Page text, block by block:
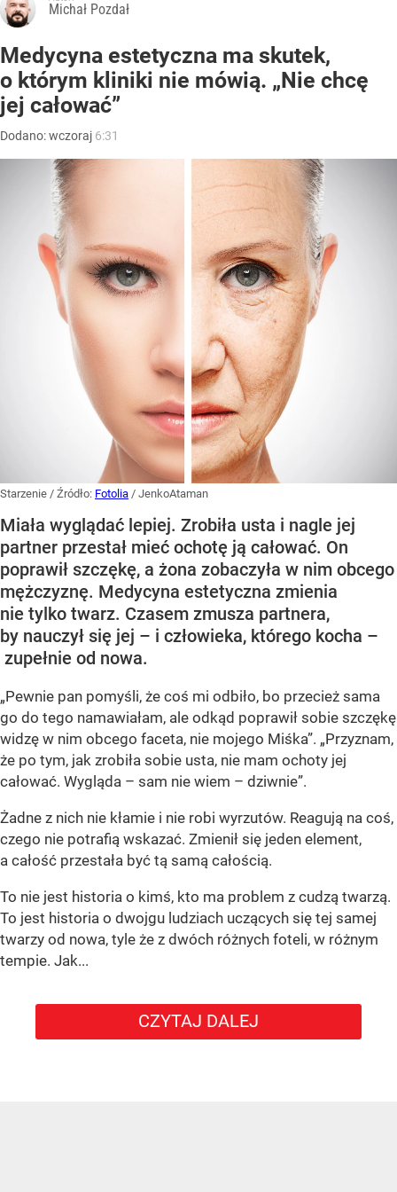
Michał Pozdał
Medycyna estetyczna ma skutek,
o którym kliniki nie mówią. „Nie chcę
jej całować”
Dodano:wczoraj 6:31
Starzenie / Źródło: Fotolia / JenkoAtaman
Miała wyglądać lepiej. Zrobiła usta i nagle jej
partner przestał mieć ochotę ją całować. On
poprawił szczękę, a żona zobaczyła w nim obcego
mężczyznę. Medycyna estetyczna zmienia
nie tylko twarz. Czasem zmusza partnera,
by nauczył się jej – i człowieka, którego kocha –
zupełnie od nowa.
„Pewnie pan pomyśli, że coś mi odbiło, bo przecież sama
go do tego namawiałam, ale odkąd poprawił sobie szczękę
widzę w nim obcego faceta, nie mojego Miśka”. „Przyznam,
że po tym, jak zrobiła sobie usta, nie mam ochoty jej
całować. Wygląda – sam nie wiem – dziwnie”.
Żadne z nich nie kłamie i nie robi wyrzutów. Reagują na coś,
czego nie potrafią wskazać. Zmienił się jeden element,
a całość przestała być tą samą całością.
To nie jest historia o kimś, kto ma problem z cudzą twarzą.
To jest historia o dwojgu ludziach uczących się tej samej
twarzy od nowa, tyle że z dwóch różnych foteli, w różnym
tempie. Jak...
CZYTAJ DALEJ